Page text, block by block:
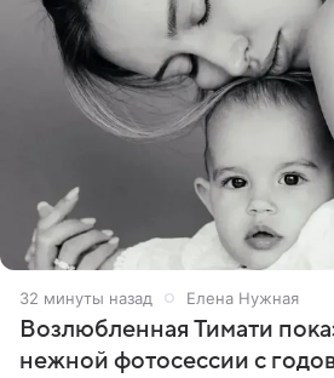
32 минуты назад Елена Нужная
Возлюбленная Тимати
нежной фотосессии с